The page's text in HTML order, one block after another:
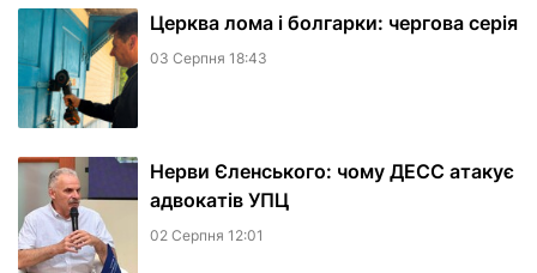
Церква лома і болгарки: чергова серія
03 Серпня 18:43
Нерви Єленського: чому ДЕСС атакує
адвокатів УПЦ
02 Серпня 12:01